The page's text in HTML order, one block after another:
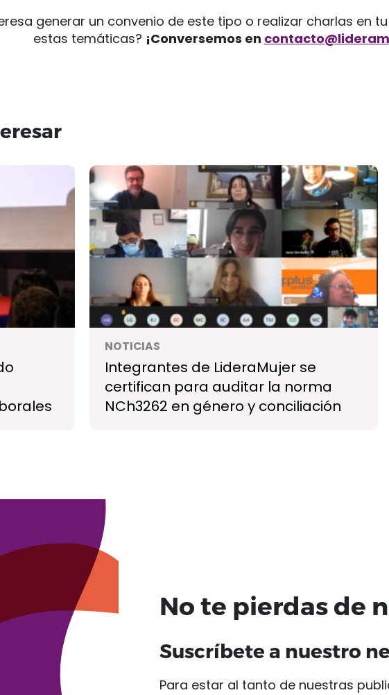
generar un convenio de este tipo o realizar charlas en
estas temáticas? ¡Conversemos en
NOTICIAS
Integrantes de LideraMujer se
certifican para auditar la norma
NCh3262 en género y conciliación
No te pierdas de
Suscríbete a nuestro
Para estar al tanto de nuestras